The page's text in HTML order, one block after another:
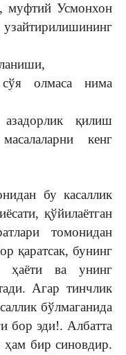
муфтий Усмонхон
олмаса нима
қилиш
кенг
бу касаллик
қўйилаётган
томонидан
қаратсак, бунинг
ҳаёти ва унинг
Агар тинчлик
бўлмаганида
бор эди!. Албатта
ҳам бир синовдир.